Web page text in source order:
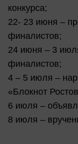
конкурса;
22- 23 июня –
финалистов;
24 июня – 3
финалистов;
4 – 5 июля –
«Блокнот
6 июля –
8 июля –